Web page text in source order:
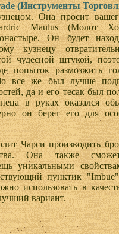
(Инструменты
Она просит
Maulus (Молот
Он будет
кузнецу
чудесной штукой,
попыток размозжить
все же был лучше
да и его тесак был
в руках оказался
он берег его для
Чарси производить
Она также
уникальными
пунктик
использовать в
вариант.